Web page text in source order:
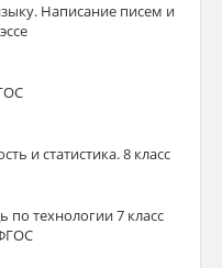
Написание писем и
эссе
и статистика. 8 класс
по технологии 7 класс